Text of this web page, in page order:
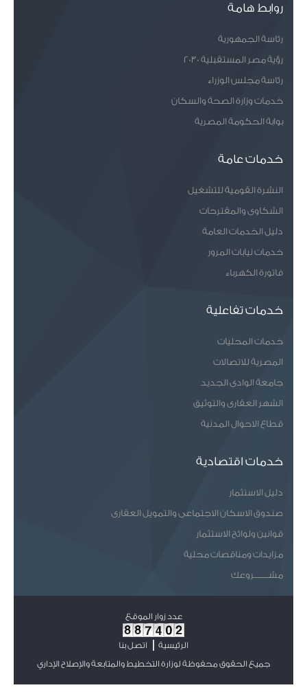
روابط هامة
رئاسة الجمهورية
رؤية مصر المستقبلية 2030
رئاسة مجلس الوزراء
خدمات وزارة الصحة والسكان
بوابة الحكومة المصرية
خدمات عامة
النشرة القومية للتشغيل
الشكاوى والمقترحات
دليل الخدمات العامة
خدمات نيابات المرور
فاتورة الكهرباء
خدمات تفاعلية
خدمات المحليات
المصرية للاتصالات
جامعة الوادى الجديد
الشهر العقارى والتوثيق
قطاع الاحوال المدنية
خدمات اقتصادية
دليل الاستثمار
صندوق الاسكان الاجتماعى والتمويل العقارى
قوانين ولوائح الاستثمار
مزايدات ومناقصات محلية
مشـــــــروعك
عدد زوار الموقع
الرئيسية
اتصل بنا
جميع الحقوق محفوظة لوزارة التخطيط والمتابعة والإصلاح الإداري